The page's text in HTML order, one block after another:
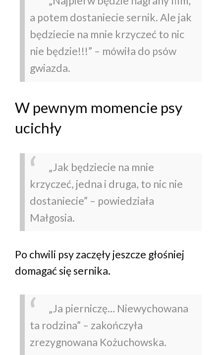
a potem dostaniecie sernik. Ale jak
będziecie na mnie krzyczeć to nic
nie będzie!!!” – mówiła do psów
gwiazda.
W pewnym momencie psy
ucichły
„Jak będziecie na mnie
krzyczeć, jedna i druga, to nic nie
dostaniecie” – powiedziała
Małgosia.
Po chwili psy zaczęły jeszcze głośniej
domagać się sernika.
„Ja pierniczę… Niewychowana
ta rodzina” – zakończyła
zrezygnowana Kożuchowska.